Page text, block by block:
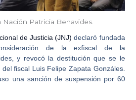
Nación Patricia Benavides.
de Justicia (JNJ) declaró fundada
de la exfiscal de la
, y revocó la destitución que se le
del fiscal Luis Felipe Zapata Gonzáles.
una sanción de suspensión por 60